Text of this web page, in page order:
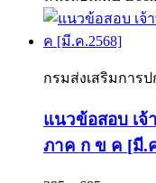
กรมส่งเสริมการ
แนวข้อสอบ เจ้
ภาค ก ข ค [มี.